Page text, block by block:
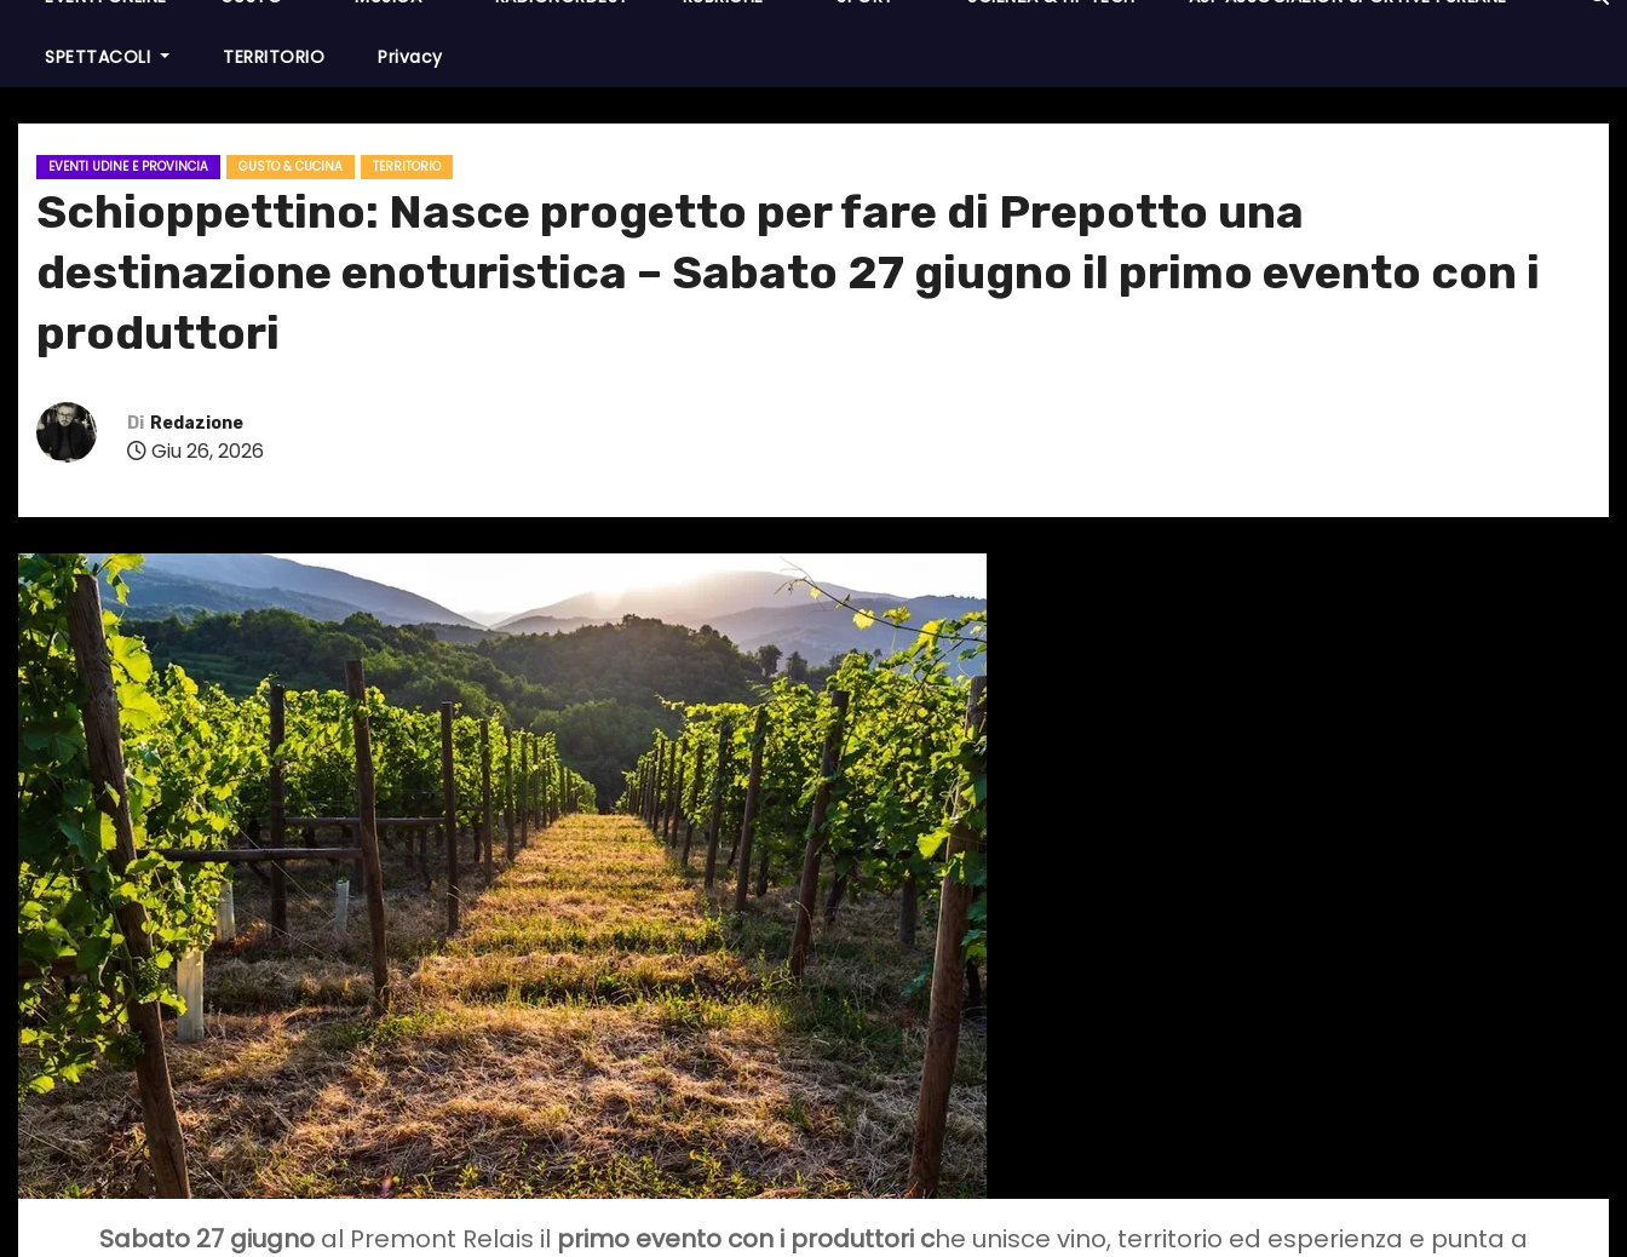
SPETTACOLI TERRITORIO Privacy
EVENTI UDINE E PROVINCIA GUSTO & CUCINA TERRITORIO
Schioppettino: Nasce progetto per fare di Prepotto una
destinazione enoturistica – Sabato 27 giugno il primo evento con i
produttori
Di Redazione
Giu 26, 2026
Sabato 27 giugno al Premont Relais il primo evento con i produttori che unisce vino, territorio ed esperienza e punta a